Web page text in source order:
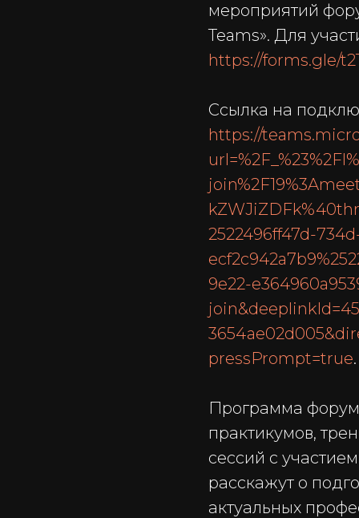
мероприятий
Teams». Для
https://forms.gle/
Ссылка на
https://
2522496ff47d-
9e22-
pressPrompt=true.
Программа
практикумов,
сессий с
расскажут о
актуальных